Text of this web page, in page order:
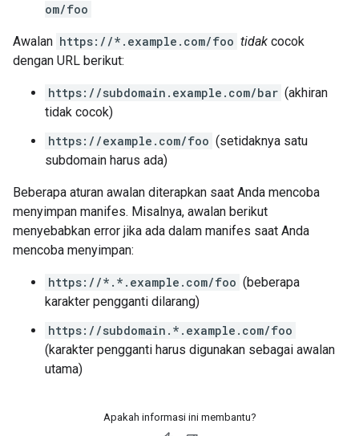
om/foo
Awalan https://*.example.com/foo tidak cocok
dengan URL berikut:
https://subdomain.example.com/bar (akhiran
tidak cocok)
https://example.com/foo (setidaknya satu
subdomain harus ada)
Beberapa aturan awalan diterapkan saat Anda mencoba
menyimpan manifes. Misalnya, awalan berikut
menyebabkan error jika ada dalam manifes saat Anda
mencoba menyimpan:
https://*.*.example.com/foo (beberapa
karakter pengganti dilarang)
https://subdomain.*.example.com/foo
(karakter pengganti harus digunakan sebagai awalan
utama)
Apakah informasi ini membantu?